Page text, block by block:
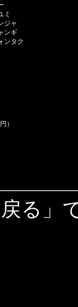
ャ
ンギ
タク
）
る」